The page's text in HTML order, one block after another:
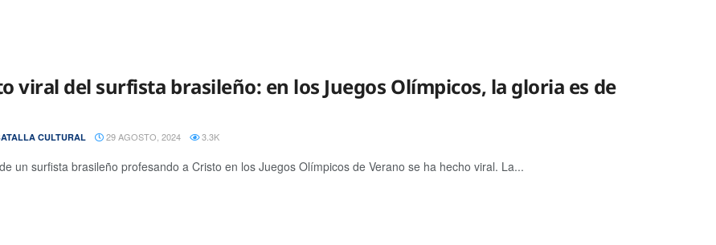
viral del surfista brasileño: en los Juegos Olímpicos, la gloria es de
CULTURAL 29 AGOSTO, 2024 3.3K
un surfista brasileño profesando a Cristo en los Juegos Olímpicos de Verano se ha hecho viral. La...